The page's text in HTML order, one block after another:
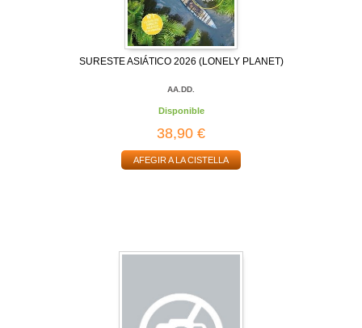
SURESTE ASIÁTICO 2026 (LONELY PLANET)
AA.DD.
Disponible
38,90 €
AFEGIR A LA CISTELLA